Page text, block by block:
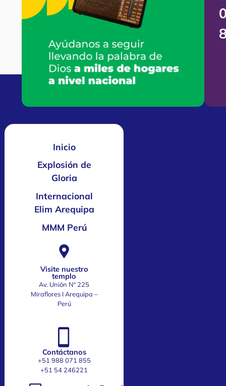
Inicio
Explosión de
Gloria
Internacional
Elim Arequipa
MMM Perú
Visite nuestro
templo
Av. Unión Nº 225
Miraflores I Arequipa –
Perú
Contáctanos
+51 988 071 855
‎+51 54 246221